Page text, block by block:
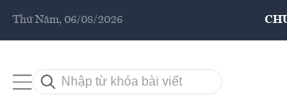
Thứ Năm, 06/08/2026